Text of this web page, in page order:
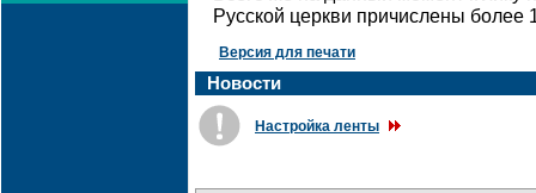
Русской церкви причислены более
Версия для печати
Новости
Настройка ленты